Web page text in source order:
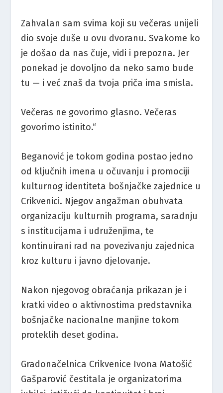
Zahvalan sam svima koji su večeras unijeli
dio svoje duše u ovu dvoranu. Svakome ko
je došao da nas čuje, vidi i prepozna. Jer
ponekad je dovoljno da neko samo bude
tu — i već znaš da tvoja priča ima smisla.
Večeras ne govorimo glasno. Večeras
govorimo istinito.“
Beganović je tokom godina postao jedno
od ključnih imena u očuvanju i promociji
kulturnog identiteta bošnjačke zajednice u
Crikvenici. Njegov angažman obuhvata
organizaciju kulturnih programa, saradnju
s institucijama i udruženjima, te
kontinuirani rad na povezivanju zajednica
kroz kulturu i javno djelovanje.
Nakon njegovog obraćanja prikazan je i
kratki video o aktivnostima predstavnika
bošnjačke nacionalne manjine tokom
proteklih deset godina.
Gradonačelnica Crikvenice Ivona Matošić
Gašparović čestitala je organizatorima